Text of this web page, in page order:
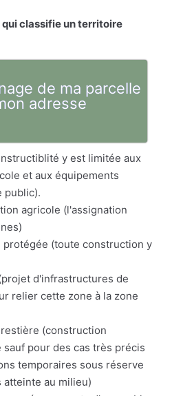
classifie un territoire
de ma parcelle
adresse
y est limitée aux
et aux équipements
public).
agricole (l'assignation
protégée (toute construction y
d'infrastructures de
relier cette zone à la zone
(construction
pour des cas très précis
temporaires sous réserve
au milieu)